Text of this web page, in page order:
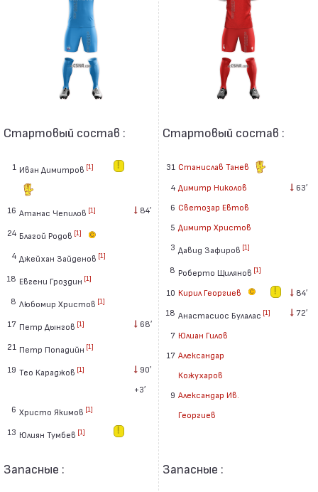
Стартовый состав :
1 Иван Димитров [1]
16 Атанас Чепилов [1] 84′
24 Благой Родов [1]
4 Джейхан Зайденов [1]
18 Евгени Гроздин [1]
8 Любомир Христов [1]
17 Петр Дынгов [1] 68′
21 Петр Попадийн [1]
19 Тео Караджов [1]
90′
+3′
6 Христо Якимов [1]
13 Юлиян Тумбев [1]
Запасные :
Стартовый состав :
31 Станислав Танев
4 Димитр Николов
63′
6 Светозар Евтов
5 Димитр Христов
3 Давид Зафиров [1]
8 Роберто Щилянов [1]
10 Кирил Георгиев 84′
18 Анастасиос Булалас [1] 72′
7 Юлиан Гилов
17 Александар
Кожухаров
9 Александар Ив.
Георгиев
Запасные :